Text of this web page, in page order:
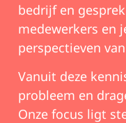
bedrijf en
medewerkers en
perspectieven
Vanuit deze
probleem en
Onze focus ligt